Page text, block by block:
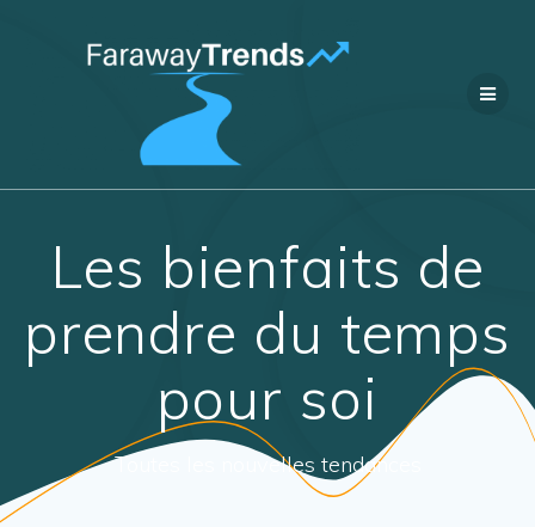
au
contenu
Les bienfaits de
prendre du temps
pour soi
Toutes les nouvelles tendances